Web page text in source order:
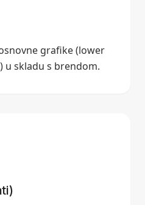
grafike (lower
u skladu s brendom.